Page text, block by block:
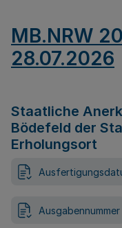
MB.NRW
28.07.2026
Staatliche
Bödefeld der
Erholungsort
Ausgabennummer